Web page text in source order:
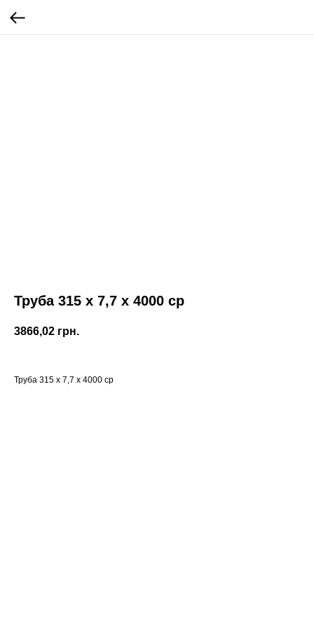
Труба 315 х 7,7 х 4000 ср
3866,02 грн.
Труба 315 х 7,7 х 4000 ср